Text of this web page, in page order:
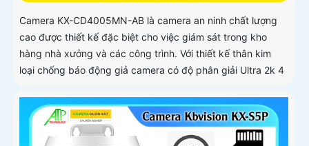
Camera KX-CD4005MN-AB là camera an ninh chất lượng
cao được thiết kế đặc biệt cho việc giám sát trong kho
hàng nhà xưởng và các công trình. Với thiết kế thân kim
loại chống báo động giả camera có độ phân giải Ultra 2k 4